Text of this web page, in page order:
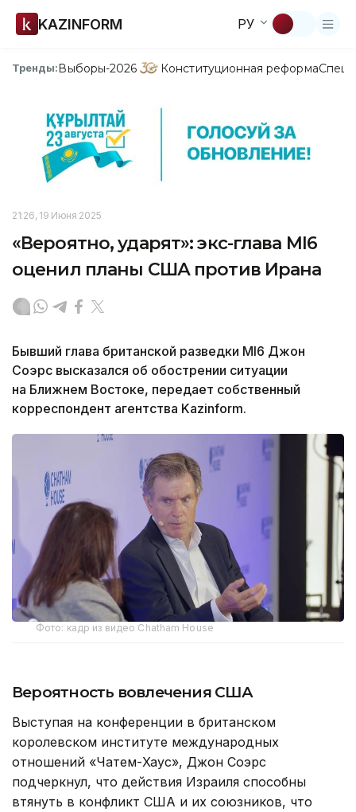
KAZINFORM РУ
Тренды:Выборы-2026 Конституционная реформа
21:26, 19 Июня 2025
«Вероятно, ударят»: экс-глава MI6
оценил планы США против Ирана
Бывший глава британской разведки MI6 Джон
Соэрс высказался об обострении ситуации
на Ближнем Востоке, передает собственный
корреспондент агентства Kazinform.
Фото: кадр из видео Chatham House
Вероятность вовлечения США
Выступая на конференции в британском
королевском институте международных
отношений «Чатем-Хаус», Джон Соэрс
подчеркнул, что действия Израиля способны
втянуть в конфликт США и их союзников, что